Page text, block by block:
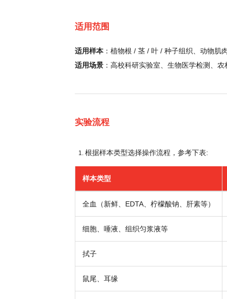
适用范围
适用样本：植物根 / 茎 / 叶 / 种子组织、动物肌
适用场景：高校科研实验室、生物医学检测、
实验流程
根据样本类型选择操作流程，参考下表:
样本类型
全血（新鲜、EDTA、柠檬酸钠、肝素等）
细胞、唾液、组织匀浆液等
拭子
鼠尾、耳缘